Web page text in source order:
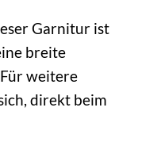
Garnitur ist
breite
weitere
direkt beim